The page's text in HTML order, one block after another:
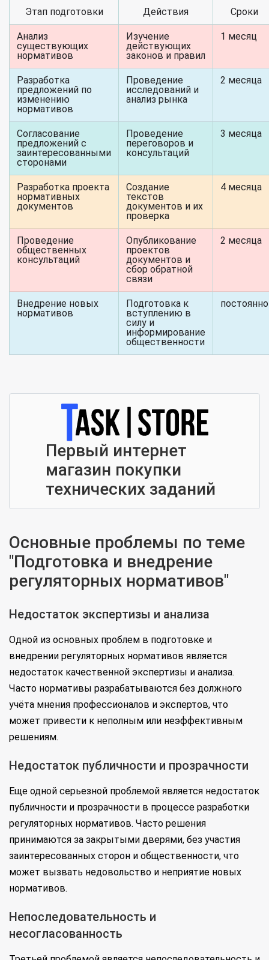
Этап подготовки Действия Сроки
Анализ
существующих
нормативов
Изучение
действующих
законов и правил
1 месяц
Разработка
предложений по
изменению
нормативов
Проведение
исследований и
анализ рынка
2 месяца
Согласование
предложений с
заинтересованными
сторонами
Проведение
переговоров и
консультаций
3 месяца
Разработка проекта
нормативных
документов
Создание
текстов
документов и их
проверка
4 месяца
Проведение
общественных
консультаций
Опубликование
проектов
документов и
сбор обратной
связи
2 месяца
Внедрение новых
нормативов
Подготовка к
вступлению в
силу и
информирование
общественности
постоянно
Первый интернет
магазин покупки
технических заданий
Основные проблемы по теме
"Подготовка и внедрение
регуляторных нормативов"
Недостаток экспертизы и анализа
Одной из основных проблем в подготовке и
внедрении регуляторных нормативов является
недостаток качественной экспертизы и анализа.
Часто нормативы разрабатываются без должного
учёта мнения профессионалов и экспертов, что
может привести к неполным или неэффективным
решениям.
Недостаток публичности и прозрачности
Еще одной серьезной проблемой является недостаток
публичности и прозрачности в процессе разработки
регуляторных нормативов. Часто решения
принимаются за закрытыми дверями, без участия
заинтересованных сторон и общественности, что
может вызвать недовольство и неприятие новых
нормативов.
Непоследовательность и
несогласованность